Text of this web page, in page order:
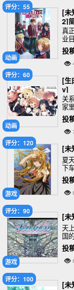
动画
评分：55
[未
2]
真
业
校
才
投
动画
评分：60
[生
v]
关
家
花
投
游戏
评分：120
[未
夏
下
赚
亲
投
游戏
评分：90
[未
天
国
到
投
评分：100
[未